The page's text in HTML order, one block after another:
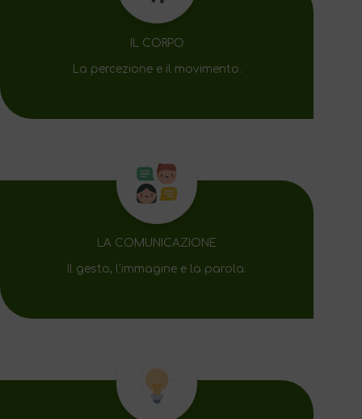
IL CORPO
La percezione e il movimento.
LA COMUNICAZIONE
Il gesto, l’immagine e la parola.